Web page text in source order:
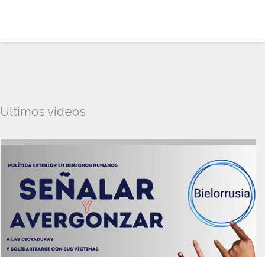
Ultimos videos